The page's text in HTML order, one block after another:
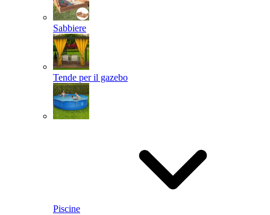
Sabbiere
Tende per il gazebo
Piscine